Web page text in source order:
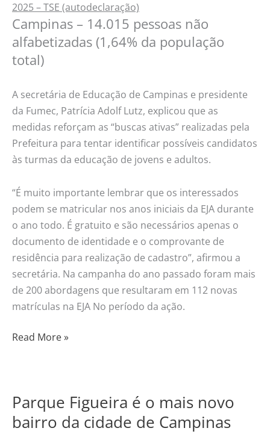
2025 – TSE (autodeclaração)
Campinas – 14.015 pessoas não
alfabetizadas (1,64% da população
total)
A secretária de Educação de Campinas e presidente
da Fumec, Patrícia Adolf Lutz, explicou que as
medidas reforçam as “buscas ativas” realizadas pela
Prefeitura para tentar identificar possíveis candidatos
às turmas da educação de jovens e adultos. ​​​​​​
“É muito importante lembrar que os interessados
podem se matricular nos anos iniciais da EJA durante
o ano todo. É gratuito e são necessários apenas o
documento de identidade e o comprovante de
residência para realização de cadastro”, afirmou a
secretária. Na campanha do ano passado foram mais
de 200 abordagens que resultaram em 112 novas
matrículas na EJA No período da ação.
Read More »
Parque Figueira é o mais novo
bairro da cidade de Campinas
Parque
Figueira